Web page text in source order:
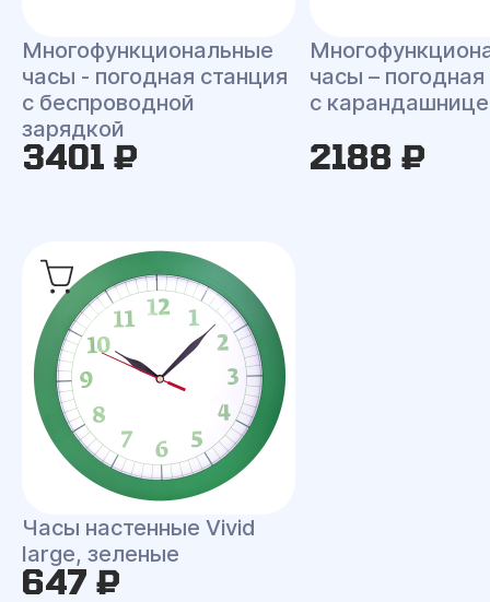
Многофункциональные
часы - погодная станция
с беспроводной
зарядкой
3401 ₽
часы –
с
2188 ₽
Часы настенные Vivid
large, зеленые
647 ₽